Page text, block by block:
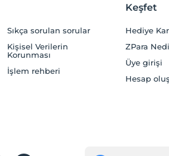
Sıkça sorulan sorular
Kişisel Verilerin
Korunması
İşlem rehberi
Keşfet
Hediye
ZPara
Üye girişi
Hesap